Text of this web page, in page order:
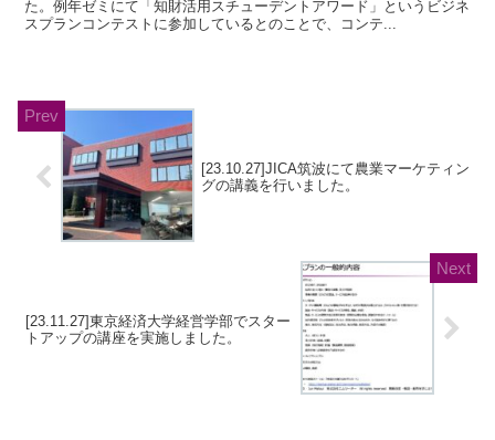
た。例年ゼミにて「知財活用スチューデントアワード」というビジネ
スプランコンテストに参加しているとのことで、コンテ...
[23.10.27]JICA筑波にて農業マーケティン
グの講義を行いました。
[23.11.27]東京経済大学経営学部でスター
トアップの講座を実施しました。